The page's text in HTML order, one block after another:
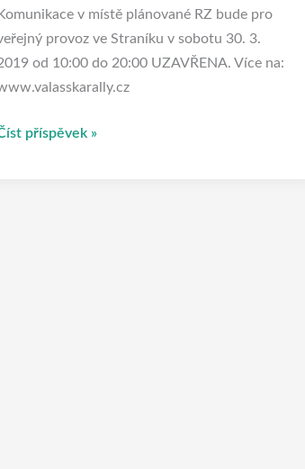
Komunikace v místě plánované RZ bude pro
provoz ve Straníku v sobotu 30. 3.
od 10:00 do 20:00 UZAVŘENA. Více na:
příspěvek »